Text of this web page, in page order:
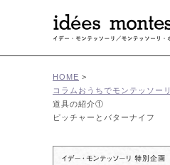
HOME >
コラム おうちでモンテッソーリ
道具の紹介①
ピッチャーとバターナイフ